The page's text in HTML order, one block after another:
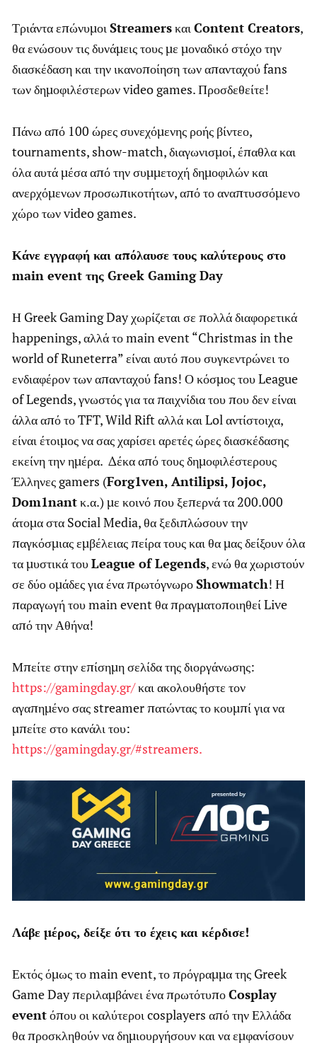
Τριάντα επώνυμοιStreamersκαιContent Creators,
θα ενώσουν τις δυνάμεις τους με μοναδικό στόχο την
διασκέδαση και την ικανοποίηση των απανταχού fans
των δημοφιλέστερων video games. Προσδεθείτε!
Πάνω από 100 ώρες συνεχόμενης ροής βίντεο,
tournaments, show-match, διαγωνισμοί, έπαθλα και
όλα αυτά μέσα από την συμμετοχή δημοφιλών και
ανερχόμενων προσωπικοτήτων, από το αναπτυσσόμενο
χώρο των video games.
Κάνε εγγραφή και απόλαυσε τους καλύτερους στο
main event της Greek Gaming Day
Η Greek Gaming Day χωρίζεται σε πολλά διαφορετικά
happenings, αλλά το main event “Christmas in the
world of Runeterra” είναι αυτό που συγκεντρώνει το
ενδιαφέρον των απανταχού fans! Ο κόσμος του League
of Legends, γνωστός για τα παιχνίδια του που δεν είναι
άλλα από το TFT, Wild Rift αλλά και Lol αντίστοιχα,
είναι έτοιμος να σας χαρίσει αρετές ώρες διασκέδασης
εκείνη την ημέρα. Δέκα από τους δημοφιλέστερους
Έλληνες gamers (Forg1ven, Antilipsi, Jojoc,
Dom1nantκ.α.) με κοινό που ξεπερνά τα 200.000
άτομα στα Social Media, θα ξεδιπλώσουν την
παγκόσμιας εμβέλειας πείρα τους και θα μας δείξουν όλα
τα μυστικά τουLeague of Legends, ενώ θα χωριστούν
σε δύο ομάδες για ένα πρωτόγνωροShowmatch! Η
παραγωγή του main event θα πραγματοποιηθεί Live
από την Αθήνα!
Μπείτε στην επίσημη σελίδα της διοργάνωσης:
https://gamingday.gr/και ακολουθήστε τον
αγαπημένο σας streamer πατώντας το κουμπί για να
μπείτε στο κανάλι του:
https://gamingday.gr/#streamers.
Λάβε μέρος, δείξε ότι το έχεις και κέρδισε!
Εκτός όμως το main event, το πρόγραμμα της Greek
Game Day περιλαμβάνει ένα πρωτότυποCosplay
eventόπου οι καλύτεροι cosplayers από την Ελλάδα
θα προσκληθούν να δημιουργήσουν και να εμφανίσουν